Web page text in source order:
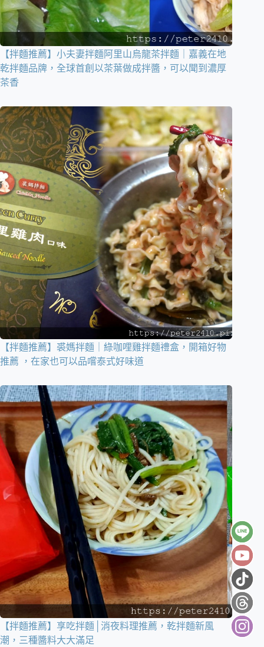
【拌麵推薦】小夫妻拌麵阿里山烏龍茶拌麵｜嘉義在地
乾拌麵品牌，全球首創以茶葉做成拌醬，可以聞到濃厚
茶香
【拌麵推薦】裘媽拌麵｜綠咖哩雞拌麵禮盒，開箱好物
推薦 ，在家也可以品嚐泰式好味道
【拌麵推薦】享吃拌麵│消夜料理推薦，乾拌麵新風
潮，三種醬料大大滿足